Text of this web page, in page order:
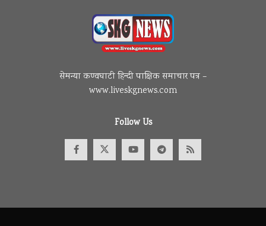
सेमन्या कण्वघाटी हिन्दी पाक्षिक समाचार पत्र –
www.liveskgnews.com
Follow Us